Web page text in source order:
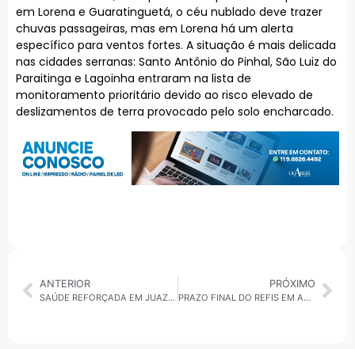
em Lorena e Guaratinguetá, o céu nublado deve trazer
chuvas passageiras, mas em Lorena há um alerta
específico para ventos fortes. A situação é mais delicada
nas cidades serranas: Santo Antônio do Pinhal, São Luiz do
Paraitinga e Lagoinha entraram na lista de
monitoramento prioritário devido ao risco elevado de
deslizamentos de terra provocado pelo solo encharcado.
ANTERIOR
SAÚDE REFORÇADA EM JUAZEIRO, BOLSAS PARA PROFESSORES E O CLIMA POLÍTICO NA BAHIA
PRÓXIMO
PRAZO FINAL DO REFIS EM ARUJÁ, CRISE NA COLETA DE LIXO EM SUZANO E BALANÇO DE LIMPEZA APÓS CHUVAS